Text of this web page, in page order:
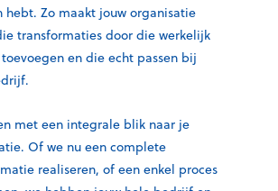
hebt. Zo maakt jouw organisatie
transformaties door die werkelijk
en die echt passen bij
met een integrale blik naar je
Of we nu een complete
realiseren, of een enkel proces